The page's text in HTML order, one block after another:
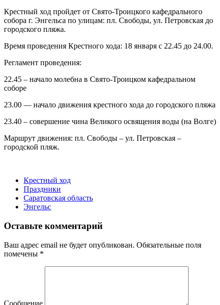
Крестный ход пройдет от Свято-Троицкого кафедрального
собора г. Энгельса по улицам: пл. Свободы, ул. Петровская до
городского пляжа.
Время проведения Крестного хода: 18 января с 22.45 до 24.00.
Регламент проведения:
22.45 – начало молебна в Свято-Троицком кафедральном
соборе
23.00 — начало движения крестного хода до городского пляжа
23.40 – совершение чина Великого освящения воды (на Волге)
Маршрут движения: пл. Свободы – ул. Петровская –
городской пляж.
Крестный ход
Праздники
Саратовская область
Энгельс
Оставьте комментарий
Ваш адрес email не будет опубликован. Обязательные поля
помечены *
Сообщение